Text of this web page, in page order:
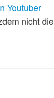
Youtuber
nicht die